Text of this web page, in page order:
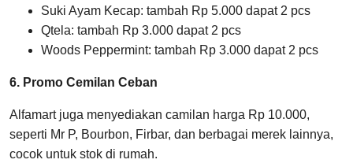
Suki Ayam Kecap: tambah Rp 5.000 dapat 2 pcs
Qtela: tambah Rp 3.000 dapat 2 pcs
Woods Peppermint: tambah Rp 3.000 dapat 2 pcs
6. Promo Cemilan Ceban
Alfamart juga menyediakan camilan harga Rp 10.000,
seperti Mr P, Bourbon, Firbar, dan berbagai merek lainnya,
cocok untuk stok di rumah.